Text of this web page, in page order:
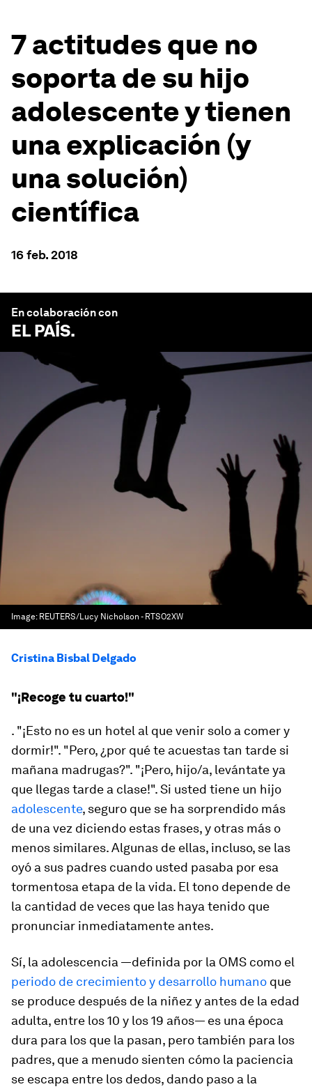
7 actitudes que no
soporta de su hijo
adolescente y tienen
una explicación (y
una solución)
científica
16 feb. 2018
En colaboración con
EL PAÍS.
Image: REUTERS/Lucy Nicholson - RTSO2XW
Cristina Bisbal Delgado
"¡Recoge tu cuarto!"
. "¡Esto no es un hotel al que venir solo a comer y
dormir!". "Pero, ¿por qué te acuestas tan tarde si
mañana madrugas?". "¡Pero, hijo/a, levántate ya
que llegas tarde a clase!". Si usted tiene un hijo
adolescente, seguro que se ha sorprendido más
de una vez diciendo estas frases, y otras más o
menos similares. Algunas de ellas, incluso, se las
oyó a sus padres cuando usted pasaba por esa
tormentosa etapa de la vida. El tono depende de
la cantidad de veces que las haya tenido que
pronunciar inmediatamente antes.
Sí, la adolescencia —definida por la OMS como el
periodo de crecimiento y desarrollo humano que
se produce después de la niñez y antes de la edad
adulta, entre los 10 y los 19 años— es una época
dura para los que la pasan, pero también para los
padres, que a menudo sienten cómo la paciencia
se escapa entre los dedos, dando paso a la